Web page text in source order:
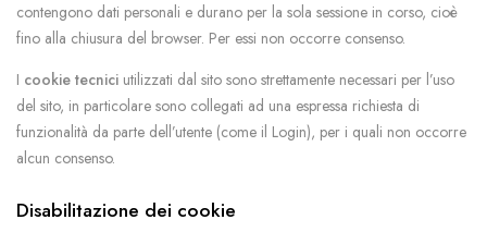
contengono dati personali e durano per la sola sessione in corso, cioè
fino alla chiusura del browser. Per essi non occorre consenso.
I cookie tecnici utilizzati dal sito sono strettamente necessari per l’uso
del sito, in particolare sono collegati ad una espressa richiesta di
funzionalità da parte dell’utente (come il Login), per i quali non occorre
alcun consenso.
Disabilitazione dei cookie